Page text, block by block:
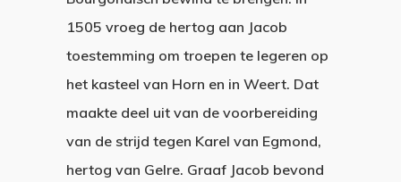
1505 vroeg de hertog aan Jacob
toestemming om troepen te legeren op
het kasteel van Horn en in Weert. Dat
maakte deel uit van de voorbereiding
van de strijd tegen Karel van Egmond,
hertog van Gelre. Graaf Jacob bevond